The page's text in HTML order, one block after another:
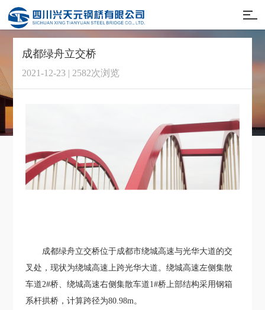
成都绿舟立交桥
2021-12-23 | 2582次浏览
成都绿舟立交桥位于成都市绕城高速与光华大道的交
叉处，现状为绕城高速上跨光华大道。绕城高速左侧集散
车道2#桥、绕城高速右侧集散车道1#桥上部结构采用钢箱
系杆拱桥，计算跨径为80.98m。